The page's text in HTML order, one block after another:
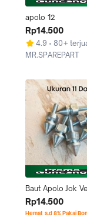
apolo 12
Rp14.500
4.9
80+
MR.SPAREPART
Baut Apolo Jok
Super Sprint Px
Dan 12
Rp14.500
Hemat s.d 8% Pakai